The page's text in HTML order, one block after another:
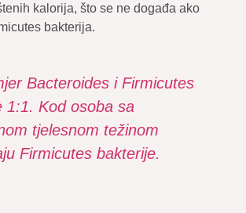
kalorija, što se ne događa ako
bakterija.
Bacteroides i Firmicutes
1:1. Kod osoba sa
tjelesnom težinom
Firmicutes bakterije.